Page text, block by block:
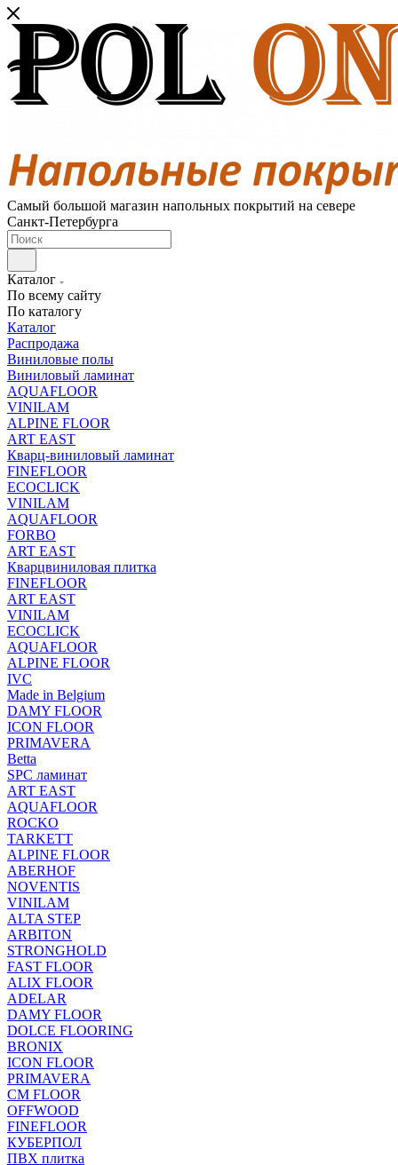
Самый большой магазин напольных покрытий на севере
Санкт-Петербурга
Каталог
По всему сайту
По каталогу
Каталог
Распродажа
Виниловые полы
Виниловый ламинат
AQUAFLOOR
VINILAM
ALPINE FLOOR
ART EAST
Кварц-виниловый ламинат
FINEFLOOR
ECOCLICK
VINILAM
AQUAFLOOR
FORBO
ART EAST
Кварцвиниловая плитка
FINEFLOOR
ART EAST
VINILAM
ECOCLICK
AQUAFLOOR
ALPINE FLOOR
IVC
Made in Belgium
DAMY FLOOR
ICON FLOOR
PRIMAVERA
Betta
SPC ламинат
ART EAST
AQUAFLOOR
ROCKO
TARKETT
ALPINE FLOOR
ABERHOF
NOVENTIS
VINILAM
ALTA STEP
ARBITON
STRONGHOLD
FAST FLOOR
ALIX FLOOR
ADELAR
DAMY FLOOR
DOLCE FLOORING
BRONIX
ICON FLOOR
PRIMAVERA
CM FLOOR
OFFWOOD
FINEFLOOR
КУБЕРПОЛ
ПВХ плитка